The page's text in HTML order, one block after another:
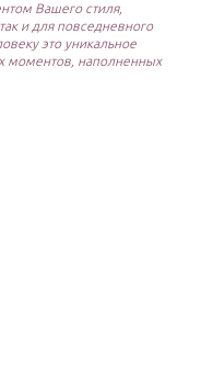
Вашего стиля,
и для повседневного
это уникальное
моментов, наполненных